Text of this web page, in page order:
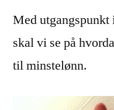
Med utgangspunkt
skal vi se på
til minstelønn.